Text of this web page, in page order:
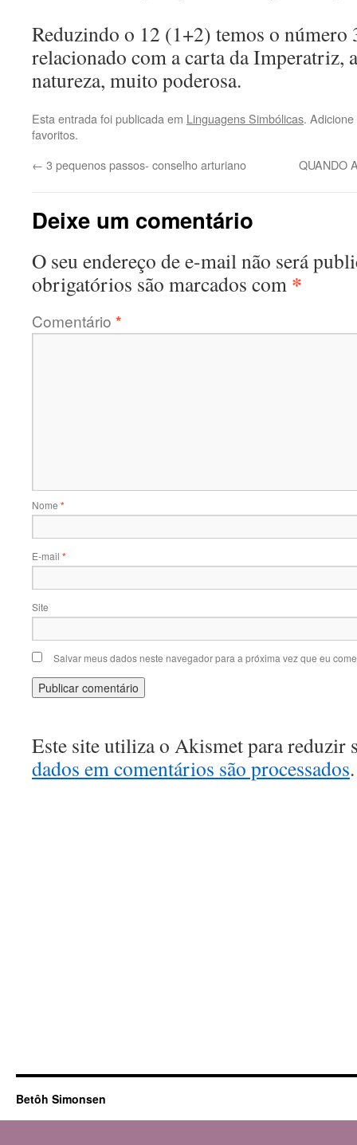
Reduzindo o 12 (1+2) temos o número
relacionado com a carta da Imperatriz,
natureza, muito poderosa.
Esta entrada foi publicada em Linguagens Simbólicas.
favoritos.
← 3 pequenos passos- conselho arturiano QUANDO
Deixe um comentário
O seu endereço de e-mail não será
obrigatórios são marcados com *
Comentário *
Nome *
E-mail *
Site
Salvar meus dados neste navegador para a próxima vez que eu
Este site utiliza o Akismet para reduzir
dados em comentários são processados.
Betôh Simonsen